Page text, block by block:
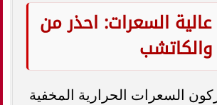
عالية السعرات: احذر من
السعرات الحرارية المخفية